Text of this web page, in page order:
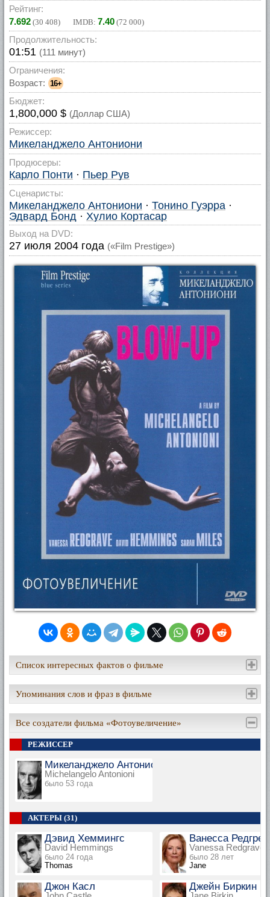
Рейтинг:
7.692 (30 408) IMDB: 7.40 (72 000)
Продолжительность:
01:51 (111 минут)
Ограничения:
Возраст: 16+
Бюджет:
1,800,000 $ (Доллар США)
Режиссер:
Микеланджело Антониони
Продюсеры:
Карло Понти · Пьер Рув
Сценаристы:
Микеланджело Антониони · Тонино Гуэрра ·
Эдвард Бонд · Хулио Кортасар
Выход на DVD:
27 июля 2004 года («Film Prestige»)
Список интересных фактов о фильме
Упоминания слов и фраз в фильме
Все создатели фильма «Фотоувеличение»
РЕЖИССЕР
Микеланджело Антониони
Michelangelo Antonioni
было 53 года
АКТЕРЫ (31)
Дэвид Хеммингс
David Hemmings
было 24 года
Thomas
Ванесса
Vanessa Redgrave
было 28 лет
Jane
Джон Касл Джейн Биркин